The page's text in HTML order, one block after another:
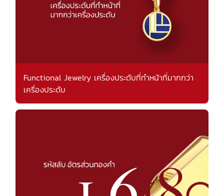
Functional Jewelry เครื่องประดับที่ทำหน้าที่มากกว่า
เครื่องประดับ